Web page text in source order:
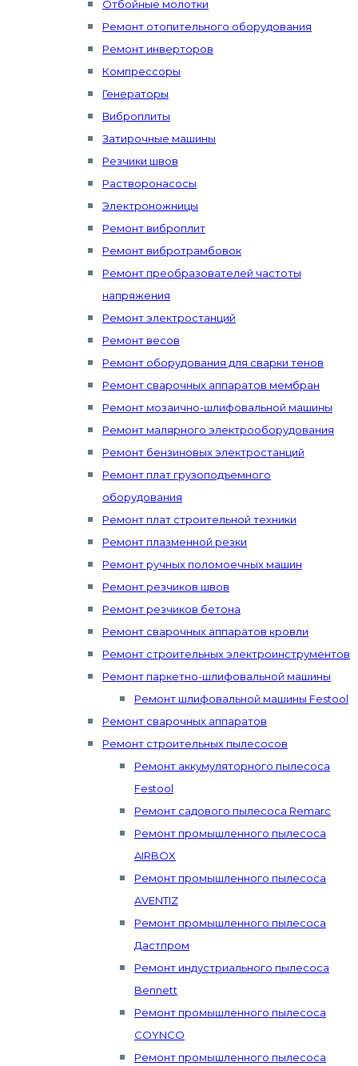
Отбойные молотки
Ремонт отопительного оборудования
Ремонт инверторов
Компрессоры
Генераторы
Виброплиты
Затирочные машины
Резчики швов
Растворонасосы
Электроножницы
Ремонт виброплит
Ремонт вибротрамбовок
Ремонт преобразователей частоты
напряжения
Ремонт электростанций
Ремонт весов
Ремонт оборудования для сварки тенов
Ремонт сварочных аппаратов мембран
Ремонт мозаично-шлифовальной машины
Ремонт малярного электрооборудования
Ремонт бензиновых электростанций
Ремонт плат грузоподъемного
оборудования
Ремонт плат строительной техники
Ремонт плазменной резки
Ремонт ручных поломоечных машин
Ремонт резчиков швов
Ремонт резчиков бетона
Ремонт сварочных аппаратов кровли
Ремонт строительных электроинструментов
Ремонт паркетно-шлифовальной машины
Ремонт шлифовальной машины Festool
Ремонт сварочных аппаратов
Ремонт строительных пылесосов
Ремонт аккумуляторного пылесоса
Festool
Ремонт садового пылесоса Remarc
Ремонт промышленного пылесоса
AIRBOX
Ремонт промышленного пылесоса
AVENTIZ
Ремонт промышленного пылесоса
Дастпром
Ремонт индустриального пылесоса
Bennett
Ремонт промышленного пылесоса
COYNCO
Ремонт промышленного пылесоса